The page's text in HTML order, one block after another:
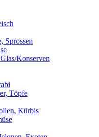
Sprossen
Konserven
Töpfe
Kürbis